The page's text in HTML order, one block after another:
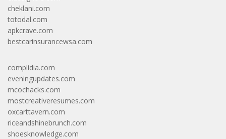
cheklani.com
totodal.com
apkcrave.com
bestcarinsurancewsa.com
complidia.com
eveningupdates.com
mcochacks.com
mostcreativeresumes.com
oxcarttavern.com
riceandshinebrunch.com
shoesknowledge.com